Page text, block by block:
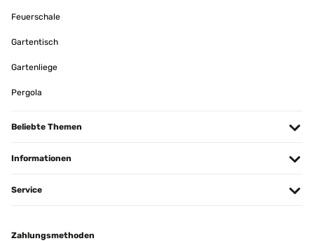
Feuerschale
Gartentisch
Gartenliege
Pergola
Beliebte Themen
Informationen
Service
Zahlungsmethoden